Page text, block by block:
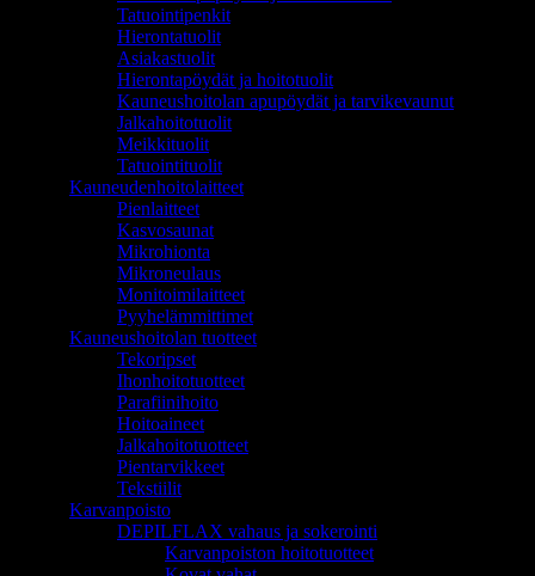
Tatuointipenkit
Hierontatuolit
Asiakastuolit
Hierontapöydät ja hoitotuolit
Kauneushoitolan apupöydät ja tarvikevaunut
Jalkahoitotuolit
Meikkituolit
Tatuointituolit
Kauneudenhoitolaitteet
Pienlaitteet
Kasvosaunat
Mikrohionta
Mikroneulaus
Monitoimilaitteet
Pyyhelämmittimet
Kauneushoitolan tuotteet
Tekoripset
Ihonhoitotuotteet
Parafiinihoito
Hoitoaineet
Jalkahoitotuotteet
Pientarvikkeet
Tekstiilit
Karvanpoisto
DEPILFLAX vahaus ja sokerointi
Karvanpoiston hoitotuotteet